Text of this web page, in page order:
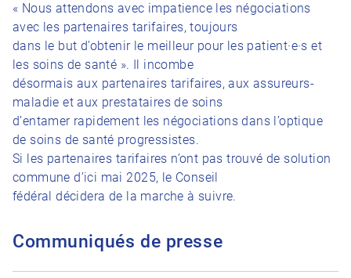
« Nous attendons avec impatience les négociations
avec les partenaires tarifaires, toujours
dans le but d’obtenir le meilleur pour les patient·e·s et
les soins de santé ». Il incombe
désormais aux partenaires tarifaires, aux assureurs-
maladie et aux prestataires de soins
d’entamer rapidement les négociations dans l’optique
de soins de santé progressistes.
Si les partenaires tarifaires n’ont pas trouvé de solution
commune d’ici mai 2025, le Conseil
fédéral décidera de la marche à suivre.
Communiqués de presse